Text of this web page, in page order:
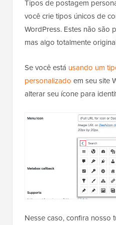
Tipos de postagem
você crie tipos únicos de
WordPress. Estes não são
mas algo totalmente
Se você está usando um
personalizado em seu site
alterar seu ícone para
Nesse caso, confira nosso